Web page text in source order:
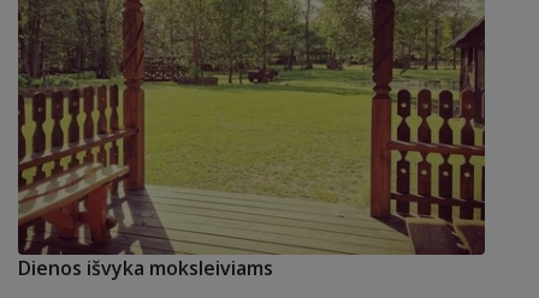
Dienos išvyka moksleiviams